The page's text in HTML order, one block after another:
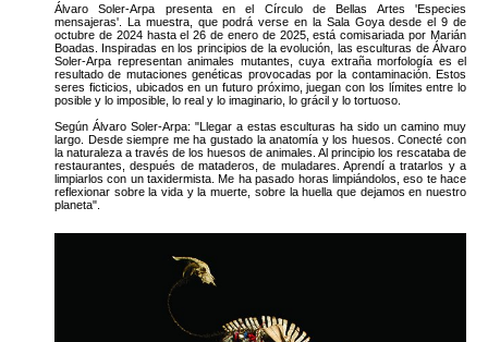
Álvaro Soler-Arpa presenta en el Círculo de Bellas Artes 'Especies
mensajeras'. La muestra, que podrá verse en la Sala Goya desde el 9 de
octubre de 2024 hasta el 26 de enero de 2025, está comisariada por Marián
Boadas. Inspiradas en los principios de la evolución, las esculturas de Álvaro
Soler-Arpa representan animales mutantes, cuya extraña morfología es el
resultado de mutaciones genéticas provocadas por la contaminación. Estos
seres ficticios, ubicados en un futuro próximo, juegan con los límites entre lo
posible y lo imposible, lo real y lo imaginario, lo grácil y lo tortuoso.
Según Álvaro Soler-Arpa: "Llegar a estas esculturas ha sido un camino muy
largo. Desde siempre me ha gustado la anatomía y los huesos. Conecté con
la naturaleza a través de los huesos de animales. Al principio los rescataba de
restaurantes, después de mataderos, de muladares. Aprendí a tratarlos y a
limpiarlos con un taxidermista. Me ha pasado horas limpiándolos, eso te hace
reflexionar sobre la vida y la muerte, sobre la huella que dejamos en nuestro
planeta".